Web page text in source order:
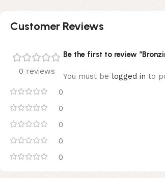
Customer Reviews
0 reviews
0
0
0
0
0
Be the first to review
You must be logged in to